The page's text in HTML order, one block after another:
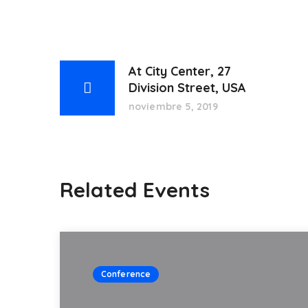
At City Center, 27
Division Street, USA
noviembre 5, 2019
Related Events
Conference